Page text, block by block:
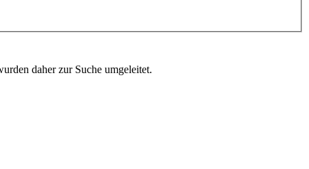
daher zur Suche umgeleitet.